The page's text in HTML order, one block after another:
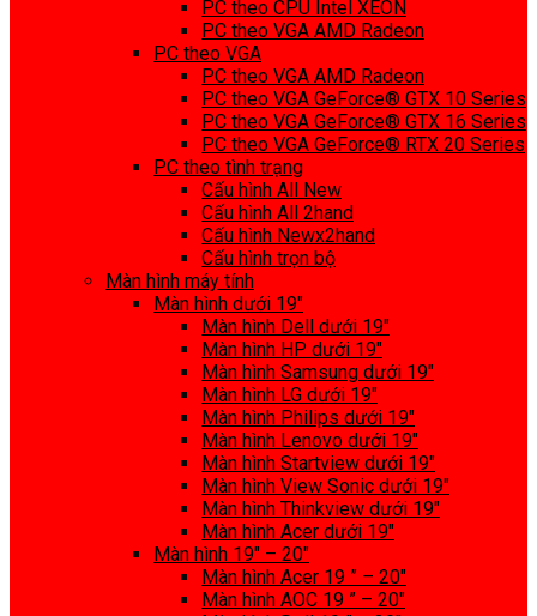
PC theo CPU Intel XEON
PC theo VGA AMD Radeon
PC theo VGA
PC theo VGA AMD Radeon
PC theo VGA GeForce® GTX 10 Series
PC theo VGA GeForce® GTX 16 Series
PC theo VGA GeForce® RTX 20 Series
PC theo tình trạng
Cấu hình All New
Cấu hình All 2hand
Cấu hình Newx2hand
Cấu hình trọn bộ
Màn hình máy tính
Màn hình dưới 19″
Màn hình Dell dưới 19″
Màn hình HP dưới 19″
Màn hình Samsung dưới 19″
Màn hình LG dưới 19″
Màn hình Philips dưới 19″
Màn hình Lenovo dưới 19″
Màn hình Startview dưới 19″
Màn hình View Sonic dưới 19″
Màn hình Thinkview dưới 19″
Màn hình Acer dưới 19″
Màn hình 19″ – 20″
Màn hình Acer 19 ” – 20″
Màn hình AOC 19 ” – 20″